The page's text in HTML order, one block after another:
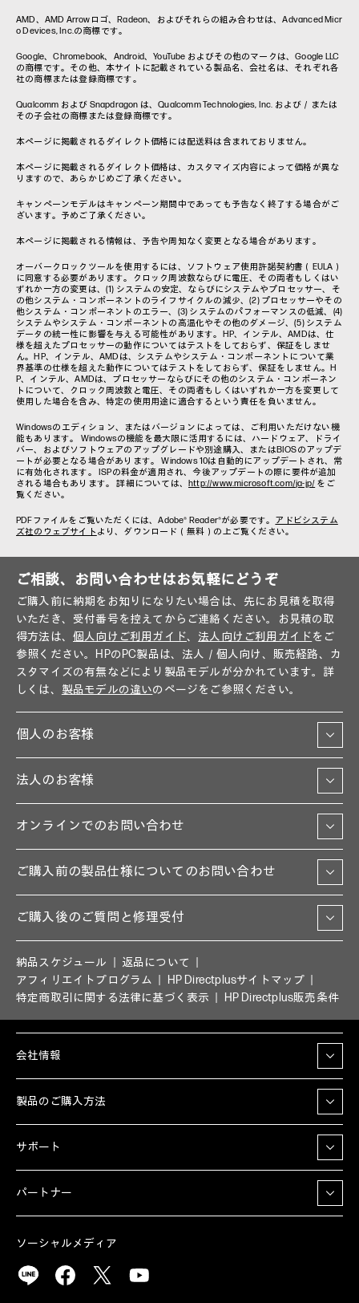
AMD、AMD Arrowロゴ、Radeon、およびそれらの組み合わせは、Advanced Micr
o Devices, Inc.の商標です。
Google、Chromebook、Android、YouTube およびその他のマークは、Google LLC
の商標です。その他、本サイトに記載されている製品名、会社名は、それぞれ各
社の商標または登録商標です。
Qualcomm および Snapdragon は、Qualcomm Technologies, Inc. および／または
その子会社の商標または登録商標です。
本ページに掲載されるダイレクト価格には配送料は含まれておりません。
本ページに掲載されるダイレクト価格は、カスタマイズ内容によって価格が異な
りますので、あらかじめご了承ください。
キャンペーンモデルはキャンペーン期間中であっても予告なく終了する場合がご
ざいます。予めご了承ください。
本ページに掲載される情報は、予告や周知なく変更となる場合があります。
オーバークロックツールを使用するには、ソフトウェア使用許諾契約書（EULA）
に同意する必要があります。クロック周波数ならびに電圧、その両者もしくはい
ずれか一方の変更は、(1) システムの安定、ならびにシステムやプロセッサー、そ
の他システム・コンポーネントのライフサイクルの減少、(2) プロセッサーやその
他システム・コンポーネントのエラー、(3) システムのパフォーマンスの低減、(4)
システムやシステム・コンポーネントの高温化やその他のダメージ、(5) システム
データの統一性に影響を与える可能性があります。HP、インテル、AMDは、仕
様を超えたプロセッサーの動作についてはテストをしておらず、保証をしませ
ん。HP、インテル、AMDは、システムやシステム・コンポーネントについて業
界基準の仕様を超えた動作についてはテストをしておらず、保証をしません。H
P、インテル、AMDは、プロセッサーならびにその他のシステム・コンポーネン
トについて、クロック周波数と電圧、その両者もしくはいずれか一方を変更して
使用した場合を含み、特定の使用用途に適合するという責任を負いません。
Windowsのエディション、またはバージョンによっては、ご利用いただけない機
能もあります。 Windowsの機能を最大限に活用するには、ハードウェア、ドライ
バー、およびソフトウェアのアップグレードや別途購入、またはBIOSのアップデ
ートが必要となる場合があります。 Windows 10は自動的にアップデートされ、常
に有効化されます。 ISPの料金が適用され、今後アップデートの際に要件が追加
される場合もあります。 詳細については、 http://www.microsoft.com/ja-jp/ をご
覧ください。
PDFファイルをご覧いただくには、Adobe® Reader®が必要です。 アドビシステム
ズ社のウェブサイト より、ダウンロード（無料）の上ご覧ください。
ご相談、お問い合わせはお気軽にどうぞ
ご購入前に納期をお知りになりたい場合は、先にお見積を取得
いただき、受付番号を控えてからご連絡ください。お見積の取
得方法は、 個人向けご利用ガイド、 法人向けご利用ガイドをご
参照ください。HPのPC製品は、法人／個人向け、販売経路、カ
スタマイズの有無などにより製品モデルが分かれています。詳
しくは、 製品モデルの違いのページをご参照ください。
個人のお客様
法人のお客様
オンラインでのお問い合わせ
ご購入前の製品仕様についてのお問い合わせ
ご購入後のご質問と修理受付
納品スケジュール
返品について
アフィリエイトプログラム
HP Directplusサイトマップ
特定商取引に関する法律に基づく表示
HP Directplus販売条件
会社情報
製品のご購入方法
サポート
パートナー
ソーシャルメディア